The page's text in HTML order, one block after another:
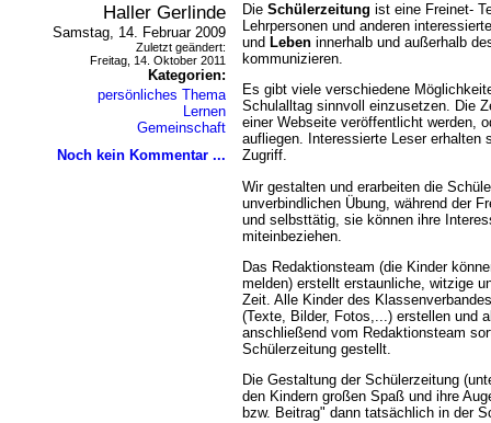
Haller Gerlinde
Samstag, 14. Februar 2009
Zuletzt geändert:
Freitag, 14. Oktober 2011
Kategorien:
persönliches Thema
Lernen
Gemeinschaft
Noch kein Kommentar ...
Die Schülerzeitung ist eine Freinet-
Lehrpersonen und anderen
und Leben innerhalb und außerhalb
kommunizieren.
Es gibt viele verschiedene
Schulalltag sinnvoll einzusetzen. Die
einer Webseite veröffentlicht werden,
aufliegen. Interessierte Leser erhalten
Zugriff.
Wir gestalten und erarbeiten die
unverbindlichen Übung, während der
und selbsttätig, sie können ihre
miteinbeziehen.
Das Redaktionsteam (die Kinder
melden) erstellt erstaunliche, witzige
Zeit. Alle Kinder des
(Texte, Bilder, Fotos,...) erstellen und
anschließend vom Redaktionsteam
Schülerzeitung gestellt.
Die Gestaltung der Schülerzeitung
den Kindern großen Spaß und ihre
bzw. Beitrag" dann tatsächlich in der